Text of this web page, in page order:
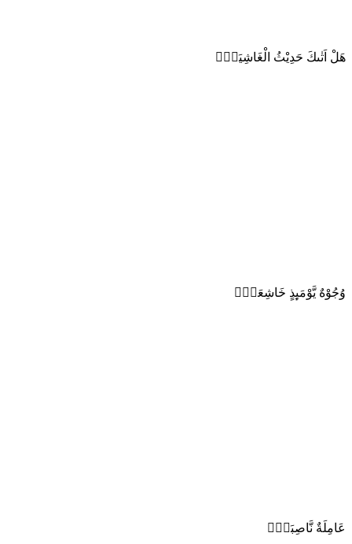
هَلْ اَتٰىكَ حَدِيْثُ الْغَاشِيَةِۗ
وُجُوْهٌ يَّوْمَىِٕذٍ خَاشِعَةٌۙ
عَامِلَةٌ نَّاصِبَةٌۙ